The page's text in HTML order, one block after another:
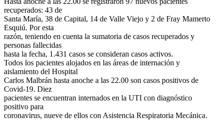
recuperados: 43 de
Santa María, 38 de Capital, 14 de Valle Viejo y 2 de Fray Mamerto
Esquiú. Por esta
razón, teniendo en cuenta la sumatoria de casos recuperados y
personas fallecidas
hasta la fecha, 1.431 casos se consideran casos activos.
Todos los pacientes alojados en las áreas de internación y
aislamiento del Hospital
Carlos Malbrán hasta anoche a las 22.00 son casos positivos de
Covid-19. Diez
pacientes se encuentran internados en la UTI con diagnóstico
positivo para
coronavirus, nueve de ellos con Asistencia Respiratoria Mecánica.